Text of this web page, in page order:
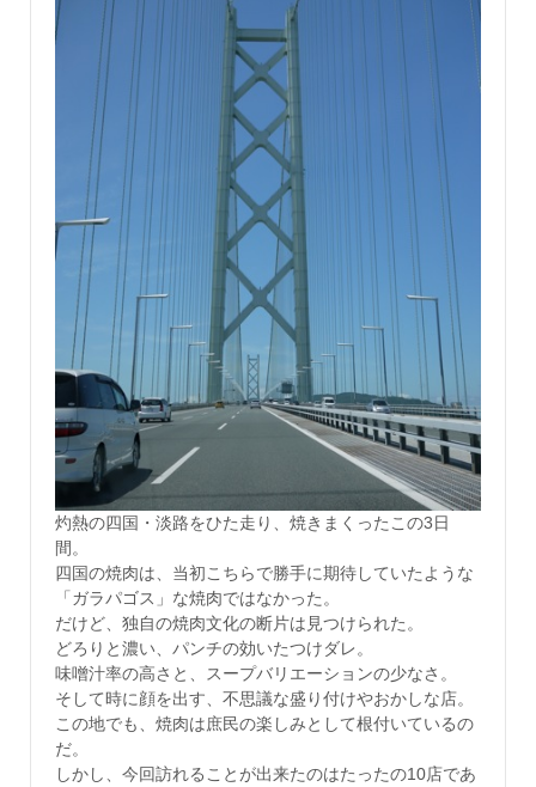
灼熱の四国・淡路をひた走り、焼きまくったこの3日
間。
四国の焼肉は、当初こちらで勝手に期待していたような
「ガラパゴス」な焼肉ではなかった。
だけど、独自の焼肉文化の断片は見つけられた。
どろりと濃い、パンチの効いたつけダレ。
味噌汁率の高さと、スープバリエーションの少なさ。
そして時に顔を出す、不思議な盛り付けやおかしな店。
この地でも、焼肉は庶民の楽しみとして根付いているの
だ。
しかし、今回訪れることが出来たのはたったの10店であ